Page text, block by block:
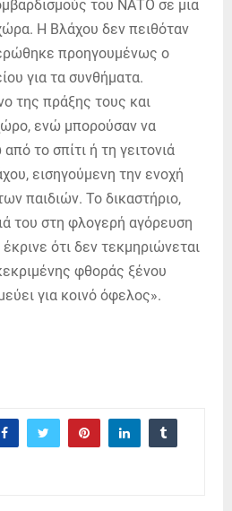
του ΝΑΤΟ σε μια
Η Βλάχου δεν πειθόταν
προηγουμένως ο
για τα συνθήματα.
της πράξης τους και
ενώ μπορούσαν να
το σπίτι ή τη γειτονιά
εισηγούμενη την ενοχή
παιδιών. Το δικαστήριο,
του στη φλογερή αγόρευση
ότι δεν τεκμηριώνεται
φθοράς ξένου
για κοινό όφελος».